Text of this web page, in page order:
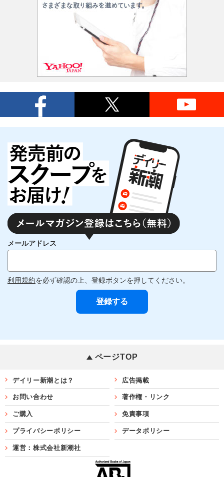
メールアドレス
利用規約を必ず確認の上、登録ボタンを押してください。
ページTOP
デイリー新潮とは？ 広告掲載
お問い合わせ 著作権・リンク
ご購入 免責事項
プライバシーポリシー データポリシー
運営：株式会社新潮社